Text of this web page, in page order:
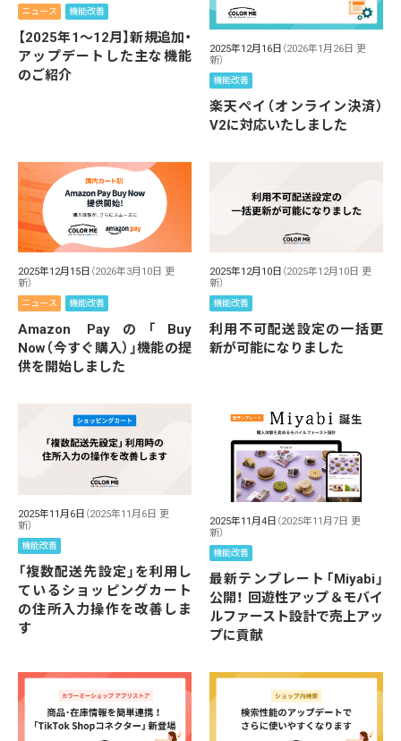
ニュース 機能改善
【2025年1～12月】新規追加・
アップデートした主な機能
のご紹介
2025年12月16日 （2026年1月26日 更
新）
機能改善
楽天ペイ（オンライン決済）
V2に対応いたしました
2025年12月15日 （2026年3月10日 更
新）
ニュース 機能改善
Amazon Payの「Buy
Now（今すぐ購入）」機能の提
供を開始しました
2025年12月10日 （2025年12月10日 更
新）
機能改善
利用不可配送設定の一括更
新が可能になりました
2025年11月6日 （2025年11月6日 更
新）
機能改善
「複数配送先設定」を利用し
ているショッピングカート
の住所入力操作を改善しま
す
2025年11月4日 （2025年11月7日 更
新）
機能改善
最新テンプレート「Miyabi」
公開！ 回遊性アップ＆モバイ
ルファースト設計で売上アッ
プに貢献